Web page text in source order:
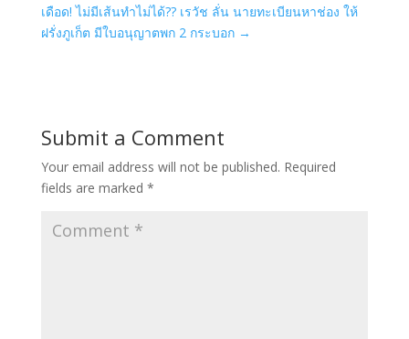
เดือด! ไม่มีเส้นทำไม่ได้?? เรวัช ลั่น นายทะเบียนหาช่อง ให้
ฝรั่งภูเก็ต มีใบอนุญาตพก 2 กระบอก →
Submit a Comment
Your email address will not be published. Required
fields are marked *